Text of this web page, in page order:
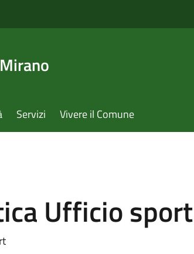
Servizi Vivere il Comune
Ufficio sport